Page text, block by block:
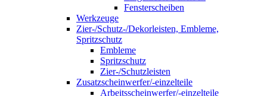
Fensterscheiben
Werkzeuge
Zier-/Schutz-/Dekorleisten, Embleme,
Spritzschutz
Embleme
Spritzschutz
Zier-/Schutzleisten
Zusatzscheinwerfer/-einzelteile
Arbeitsscheinwerfer/-einzelteile